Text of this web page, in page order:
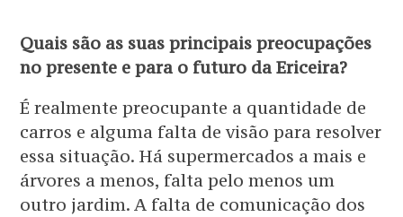
Quais são as suas principais preocupações
no presente e para o futuro da Ericeira?
É realmente preocupante a quantidade de
carros e alguma falta de visão para resolver
essa situação. Há supermercados a mais e
árvores a menos, falta pelo menos um
outro jardim. A falta de comunicação dos